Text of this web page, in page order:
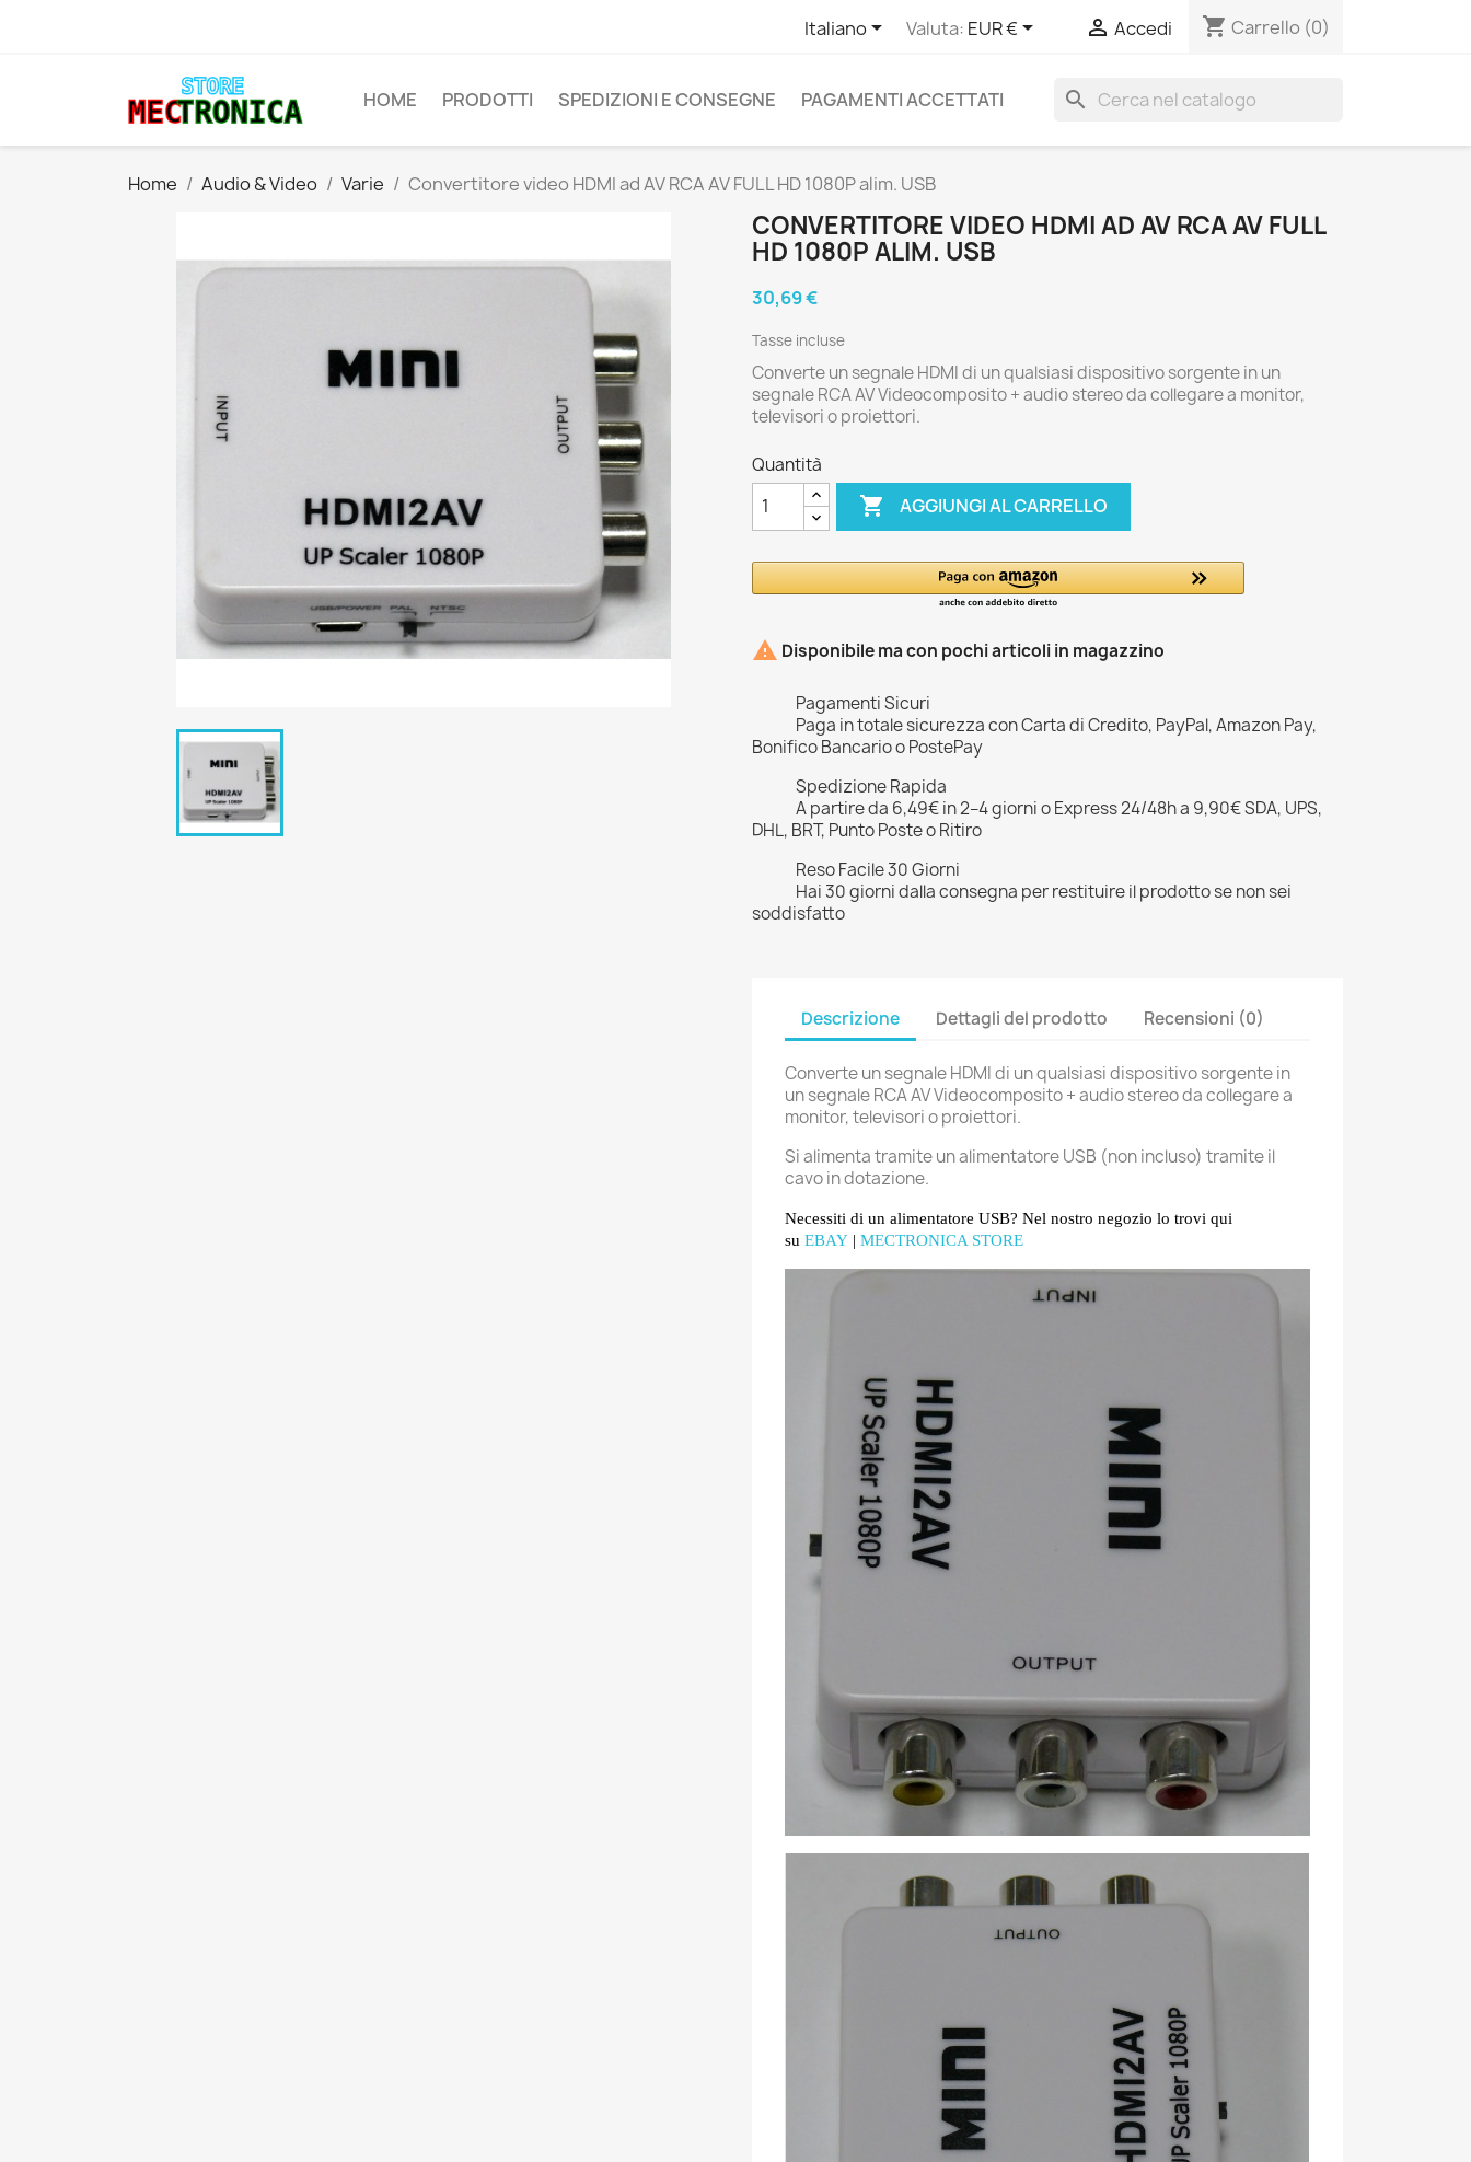
Italiano Valuta: EUR €  Accedi shopping_cart Carrello (0)
HOME PRODOTTI SPEDIZIONI E CONSEGNE PAGAMENTI ACCETTATI search
Home Audio & Video Varie Convertitore video HDMI ad AV RCA AV FULL HD 1080P alim. USB
CONVERTITORE VIDEO HDMI AD AV RCA AV FULL
HD 1080P ALIM. USB
30,69 €
Tasse incluse
Converte un segnale HDMI di un qualsiasi dispositivo sorgente in un
segnale RCA AV Videocomposito + audio stereo da collegare a monitor,
televisori o proiettori.
Quantità
 AGGIUNGI AL CARRELLO
 Disponibile ma con pochi articoli in magazzino
Pagamenti Sicuri
Paga in totale sicurezza con Carta di Credito, PayPal, Amazon Pay,
Bonifico Bancario o PostePay
Spedizione Rapida
A partire da 6,49€ in 2–4 giorni o Express 24/48h a 9,90€ SDA, UPS,
DHL, BRT, Punto Poste o Ritiro
Reso Facile 30 Giorni
Hai 30 giorni dalla consegna per restituire il prodotto se non sei
soddisfatto
Descrizione Dettagli del prodotto Recensioni (0)
Converte un segnale HDMI di un qualsiasi dispositivo sorgente in
un segnale RCA AV Videocomposito + audio stereo da collegare a
monitor, televisori o proiettori.
Si alimenta tramite un alimentatore USB (non incluso) tramite il
cavo in dotazione.
Necessiti di un alimentatore USB? Nel nostro negozio lo trovi qui
su EBAY | MECTRONICA STORE